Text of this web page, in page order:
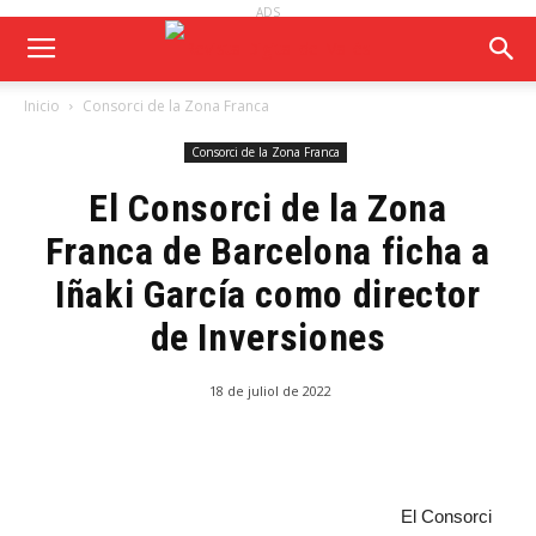
ADS
Inicio Consorci de la Zona Franca
Consorci de la Zona Franca
El Consorci de la Zona
Franca de Barcelona ficha a
Iñaki García como director
de Inversiones
18 de juliol de 2022
El Consorci